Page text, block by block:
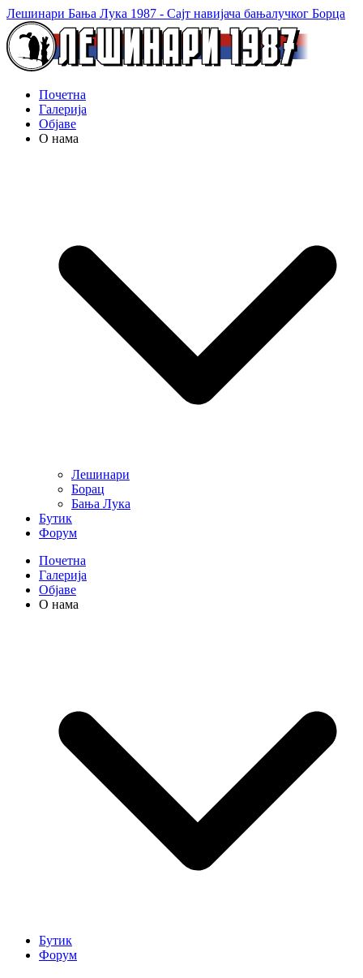
Лешинари Бања Лука 1987 - Сајт навијача бањалучког Борца
Почетна
Галерија
Објаве
О нама
Лешинари
Борац
Бања Лука
Бутик
Форум
Почетна
Галерија
Објаве
О нама
Бутик
Форум